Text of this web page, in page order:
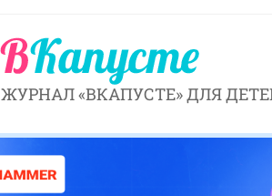
ЖУРНАЛ «ВКАПУСТЕ» ДЛЯ